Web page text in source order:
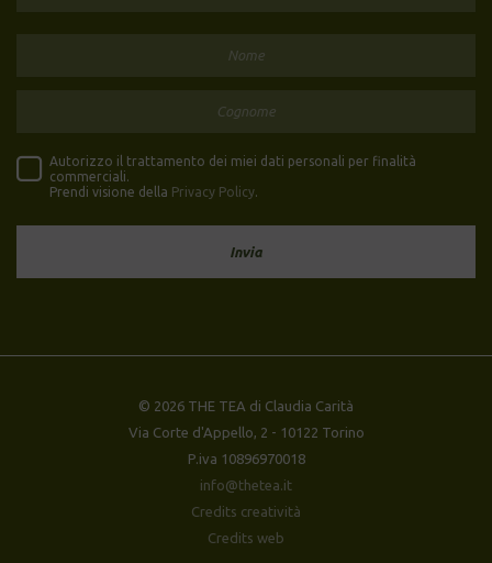
Autorizzo il trattamento dei miei dati personali per finalità
commerciali.
Prendi visione della Privacy Policy.
© 2026 THE TEA di Claudia Carità
Via Corte d'Appello, 2 - 10122 Torino
P.iva 10896970018
info@thetea.it
Credits creatività
Credits web